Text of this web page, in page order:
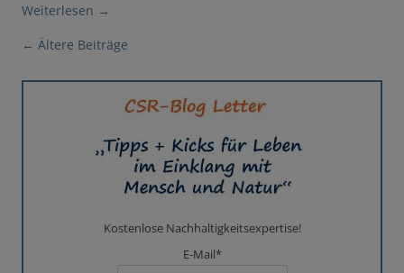
Weiterlesen →
Beitragsnavigation
← Ältere Beiträge
Kostenlose Nachhaltigkeitsexpertise!
E-Mail*